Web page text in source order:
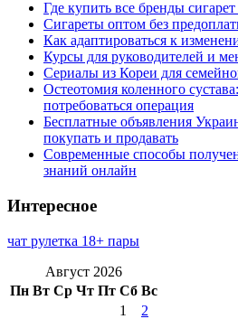
Где купить все бренды
Сигареты оптом без
Как адаптироваться к
Курсы для руководителей и
Сериалы из Кореи для
Остеотомия коленного
потребоваться операция
Бесплатные объявления
покупать и продавать
Современные способы
знаний онлайн
Интересное
чат рулетка 18+ пары
Август 2026
Пн Вт Ср Чт Пт Сб Вс
1
2